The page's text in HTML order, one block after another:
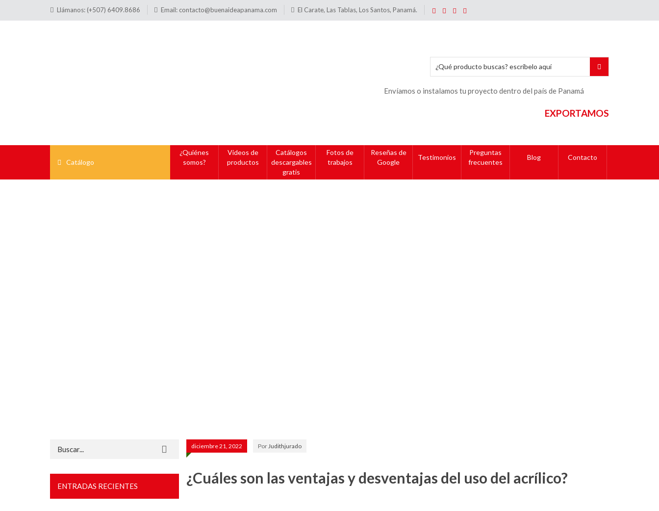
Llámanos: (+507) 6409.8686 Email: contacto@buenaideapanama.com El Carate, Las Tablas, Los Santos, Panamá.
Envíamos o instalamos tu proyecto dentro del país de Panamá
EXPORTAMOS
Catálogo
¿Quiénes
somos?
Videos de
productos
Catálogos
descargables
gratis
Fotos de
trabajos
Reseñas de
Google
Testimonios
Preguntas
frecuentes
Blog Contacto
diciembre 21, 2022 Por Judithjurado
¿Cuáles son las ventajas y desventajas del uso del acrílico?
Buscar:
ENTRADAS RECIENTES